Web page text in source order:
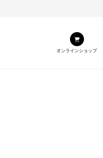
オンラインショップ